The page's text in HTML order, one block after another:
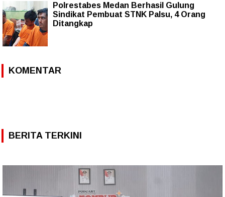
Polrestabes Medan Berhasil Gulung
Sindikat Pembuat STNK Palsu, 4 Orang
Ditangkap
KOMENTAR
BERITA TERKINI